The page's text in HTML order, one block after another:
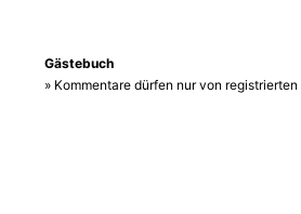
Gästebuch
» Kommentare dürfen nur von